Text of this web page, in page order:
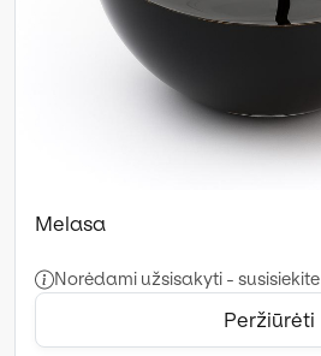
Melasa
Norėdami užsisakyti - susisiekite
Peržiūrėti